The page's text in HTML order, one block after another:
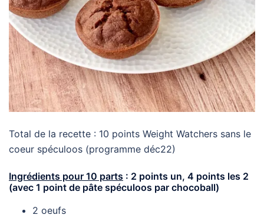
Total de la recette : 10 points Weight Watchers sans le
coeur spéculoos (programme déc22)
Ingrédients pour 10 parts : 2 points un, 4 points les 2
(avec 1 point de pâte spéculoos par chocoball)
2 oeufs